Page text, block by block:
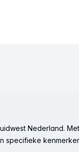
Nederland.
specifieke